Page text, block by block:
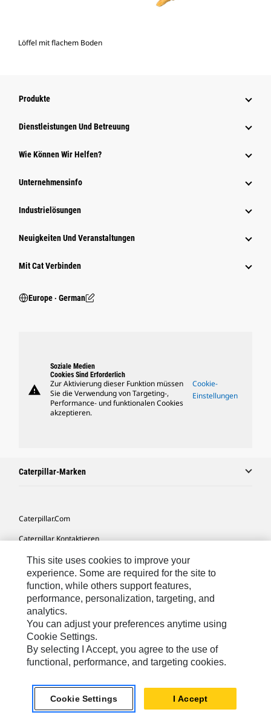
Löffel mit flachem Boden
Produkte
Dienstleistungen Und Betreuung
Wie Können Wir Helfen?
Unternehmensinfo
Industrielösungen
Neuigkeiten Und Veranstaltungen
Mit Cat Verbinden
Europe ‧ German
warning
Soziale Medien
Cookies Sind Erforderlich
Zur Aktivierung dieser Funktion müssen
Sie die Verwendung von Targeting-,
Performance- und funktionalen Cookies
akzeptieren.
Cookie-
Einstellungen
Caterpillar-Marken
Caterpillar.com
Caterpillar Kontaktieren
Meine Marketing-Präferenzen
Seitenübersicht
Cookie Settings
Rechtliche Hinweise
Datenschutz
Europe-German© 2026 Caterpillar. Alle Rechte vorbehalten.
This site uses cookies to improve your
experience. Some are required for the site to
function, while others support features,
performance, personalization, targeting, and
analytics.
You can adjust your preferences anytime using
Cookie Settings.
By selecting I Accept, you agree to the use of
functional, performance, and targeting cookies.
Cookie Settings I Accept